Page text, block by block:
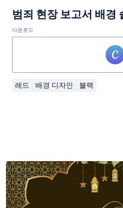
범죄 현장 보고서 배경
다운로드
레드 배경 디자인 블랙